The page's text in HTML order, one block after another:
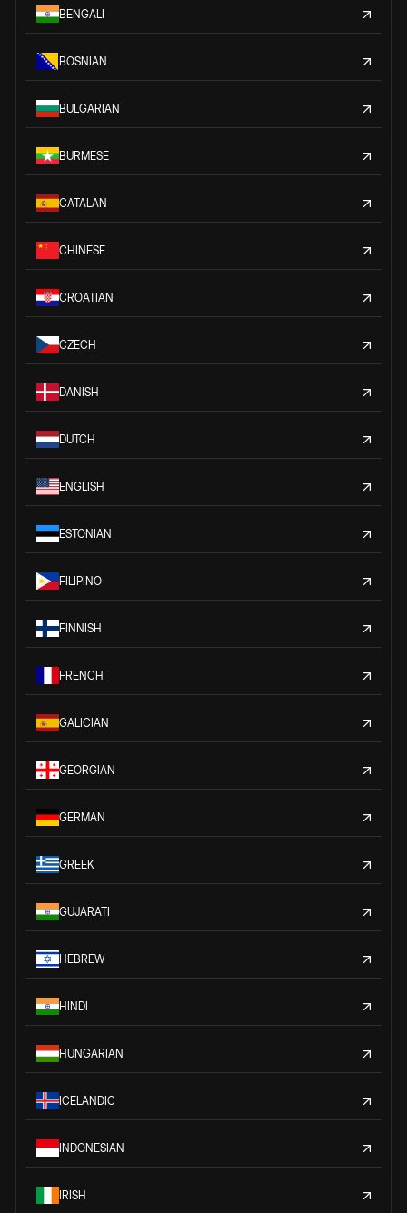
BENGALI
BOSNIAN
BULGARIAN
BURMESE
CATALAN
CHINESE
CROATIAN
CZECH
DANISH
DUTCH
ENGLISH
ESTONIAN
FILIPINO
FINNISH
FRENCH
GALICIAN
GEORGIAN
GERMAN
GREEK
GUJARATI
HEBREW
HINDI
HUNGARIAN
ICELANDIC
INDONESIAN
IRISH